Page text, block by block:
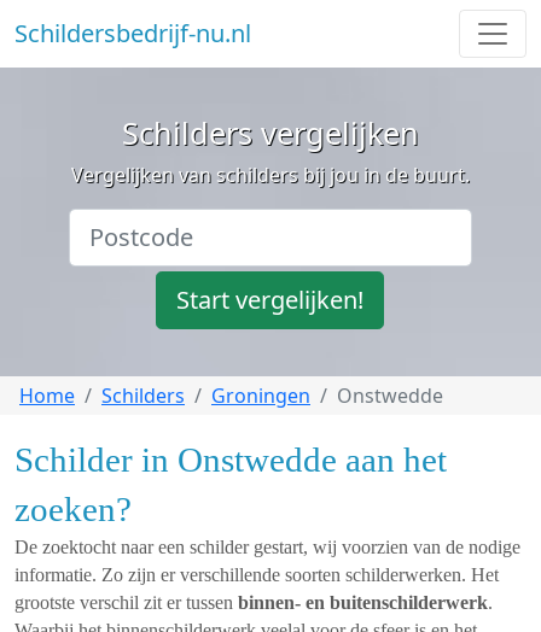
Schildersbedrijf-nu.nl
Schilders vergelijken
Vergelijken van schilders bij jou in de buurt.
Start vergelijken!
Home Schilders Groningen Onstwedde
Schilder in Onstwedde aan het
zoeken?
De zoektocht naar een schilder gestart, wij voorzien van de nodige
informatie. Zo zijn er verschillende soorten schilderwerken. Het
grootste verschil zit er tussen binnen- en buitenschilderwerk.